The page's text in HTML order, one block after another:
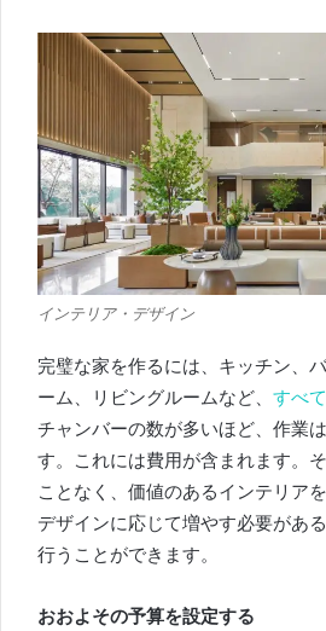
インテリア・デザイン
完璧な家を作るには、 キッチン、
ーム、リビングルームなど、 すべ
チャンバーの数が多いほど、作業
す。
これには費用が含まれます。
ことなく、価値のあるインテリア
デザインに応じて増やす必要があ
行うことができます。
おおよその予算を設定する